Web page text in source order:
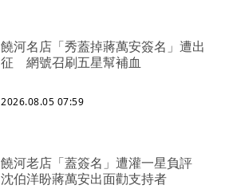
饒河名店「秀蓋掉蔣萬安簽名」遭出
征 網號召刷五星幫補血
2026.08.05 07:59
饒河老店「蓋簽名」遭灌一星負評
沈伯洋盼蔣萬安出面勸支持者